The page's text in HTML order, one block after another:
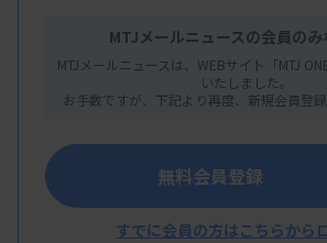
査で結核と診断され、竜ケ崎保健
MTJメールニュースの会員の
MTJメールニュースは、WEBサイト「MTJ
いたしました。
お手数ですが、下記より再度、新規会員登録
無料会員登録
すでに会員の方はこちらから